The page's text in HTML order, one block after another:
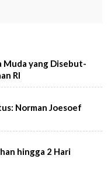
Muda yang Disebut-
RI
Norman Joesoef
hingga 2 Hari